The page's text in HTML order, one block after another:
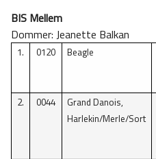
BIS Mellem
Dommer: Jeanette Balkan
1. 0120 Beagle
2.
0044
Grand Danois,
Harlekin/Merle/Sort